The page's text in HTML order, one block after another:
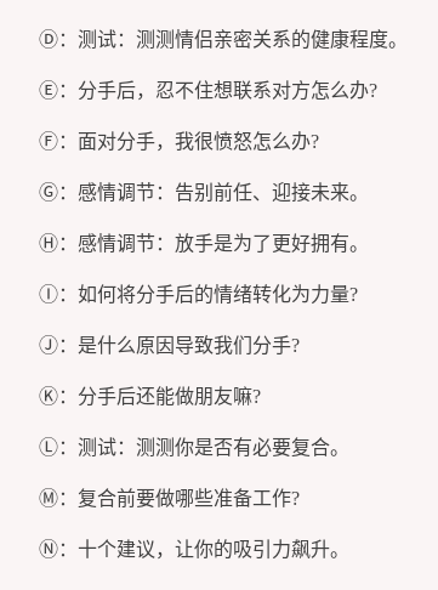
Ⓓ：测试：测测情侣亲密关系的健康程度。
Ⓔ：分手后，忍不住想联系对方怎么办?
Ⓕ：面对分手，我很愤怒怎么办?
Ⓖ：感情调节：告别前任、迎接未来。
Ⓗ：感情调节：放手是为了更好拥有。
Ⓘ：如何将分手后的情绪转化为力量?
Ⓙ：是什么原因导致我们分手?
Ⓚ：分手后还能做朋友嘛?
Ⓛ：测试：测测你是否有必要复合。
Ⓜ：复合前要做哪些准备工作?
Ⓝ：十个建议，让你的吸引力飙升。